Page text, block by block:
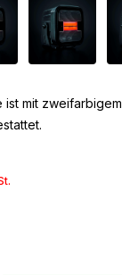
ist mit zweifarbigem